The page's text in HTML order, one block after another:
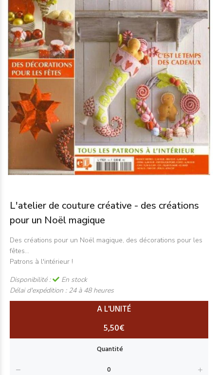
L'atelier de couture créative - des créations
pour un Noël magique
Des créations pour un Noël magique, des décorations pour les
fêtes...
Patrons à l'intérieur !
Disponibilité :
En stock
Délai d'expédition : 24 à 48 heures
A L'UNITÉ
5,50€